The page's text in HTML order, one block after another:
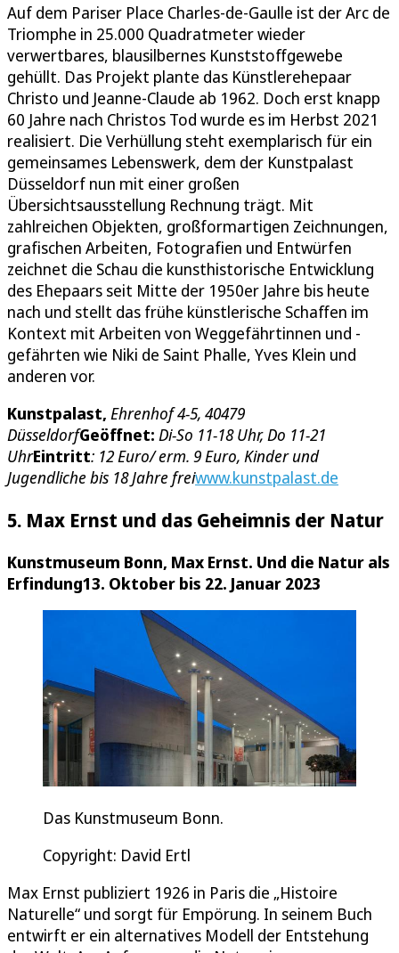
Auf dem Pariser Place Charles-de-Gaulle ist der Arc de
Triomphe in 25.000 Quadratmeter wieder
verwertbares, blausilbernes Kunststoffgewebe
gehüllt. Das Projekt plante das Künstlerehepaar
Christo und Jeanne-Claude ab 1962. Doch erst knapp
60 Jahre nach Christos Tod wurde es im Herbst 2021
realisiert. Die Verhüllung steht exemplarisch für ein
gemeinsames Lebenswerk, dem der Kunstpalast
Düsseldorf nun mit einer großen
Übersichtsausstellung Rechnung trägt. Mit
zahlreichen Objekten, großformartigen Zeichnungen,
grafischen Arbeiten, Fotografien und Entwürfen
zeichnet die Schau die kunsthistorische Entwicklung
des Ehepaars seit Mitte der 1950er Jahre bis heute
nach und stellt das frühe künstlerische Schaffen im
Kontext mit Arbeiten von Weggefährtinnen und -
gefährten wie Niki de Saint Phalle, Yves Klein und
anderen vor.
Kunstpalast, Ehrenhof 4-5, 40479
DüsseldorfGeöffnet: Di-So 11-18 Uhr, Do 11-21
UhrEintritt: 12 Euro/ erm. 9 Euro, Kinder und
Jugendliche bis 18 Jahre freiwww.kunstpalast.de
5. Max Ernst und das Geheimnis der Natur
Kunstmuseum Bonn, Max Ernst. Und die Natur als
Erfindung13. Oktober bis 22. Januar 2023
Das Kunstmuseum Bonn.
Copyright: David Ertl
Max Ernst publiziert 1926 in Paris die „Histoire
Naturelle“ und sorgt für Empörung. In seinem Buch
entwirft er ein alternatives Modell der Entstehung